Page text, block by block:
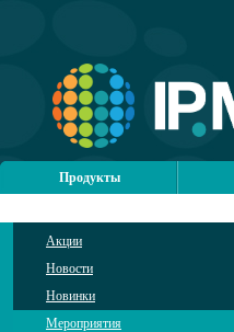
Продукты
Акции
Новости
Новинки
Мероприятия